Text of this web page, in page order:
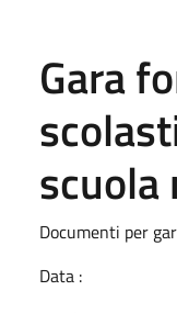
Gara
scuola
Documenti per
Data :